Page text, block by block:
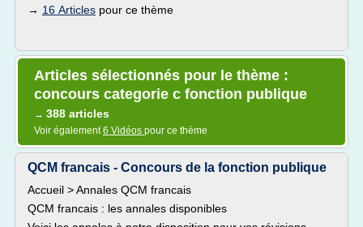
→ 16 Articles pour ce thème
Articles sélectionnés pour le thème :
concours categorie c fonction publique
→ 388 articles
Voir également6 Vidéos pour ce thème
QCM francais - Concours de la fonction publique
Accueil > Annales QCM francais
QCM francais : les annales disponibles